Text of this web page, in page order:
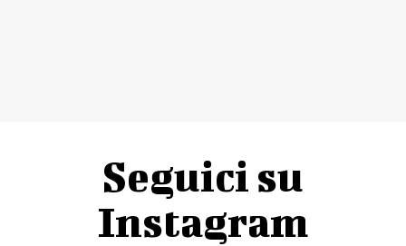
Seguici su
Instagram